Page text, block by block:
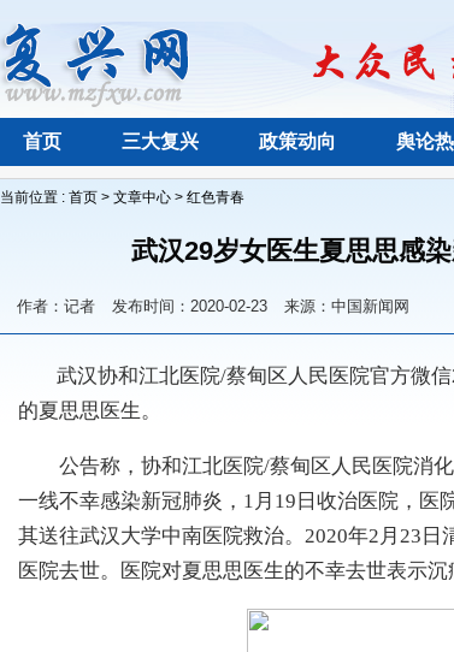
首页 三大复兴 政策动向 舆论
当前位置 : 首页 > 文章中心 > 红色青春
武汉29岁女医生夏思思感
作者：记者 发布时间：2020-02-23 来源：中国新闻网
武汉协和江北医院/蔡甸区人民医院官方微信
的夏思思医生。
公告称，协和江北医院/蔡甸区人民医院消化
一线不幸感染新冠肺炎，1月19日收治医院，医
其送往武汉大学中南医院救治。2020年2月23
医院去世。医院对夏思思医生的不幸去世表示沉